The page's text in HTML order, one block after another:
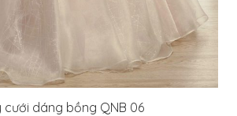
cưới dáng bồng QNB 06